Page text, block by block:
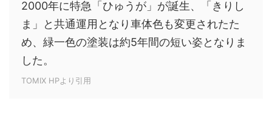
2000年に特急「ひゅうが」が誕生、「きりし
ま」と共通運用となり車体色も変更されたた
め、緑一色の塗装は約5年間の短い姿となりま
した。
TOMIX HPより引用